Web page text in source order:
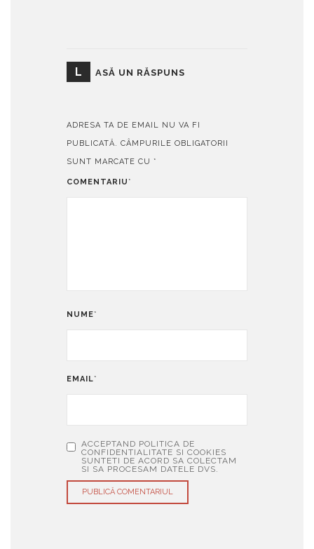
L ASĂ UN RĂSPUNS
ADRESA TA DE EMAIL NU VA FI
PUBLICATĂ.
CÂMPURILE OBLIGATORII
SUNT MARCATE CU *
COMENTARIU *
NUME*
EMAIL*
ACCEPTAND POLITICA DE
CONFIDENTIALITATE SI COOKIES
SUNTETI DE ACORD SA COLECTAM
SI SA PROCESAM DATELE DVS.